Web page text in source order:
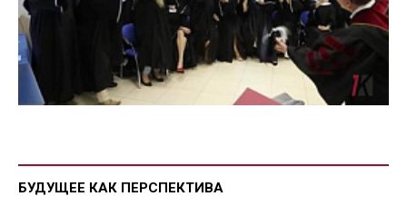
БУДУЩЕЕ КАК ПЕРСПЕКТИВА